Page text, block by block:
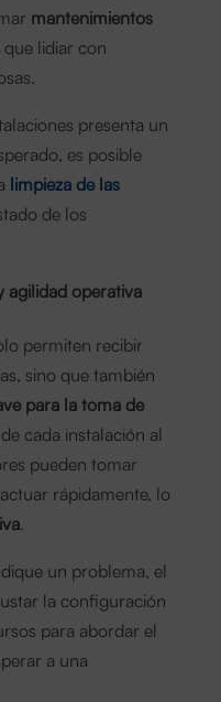
mantenimientos
lidiar con
presenta un
es posible
limpieza de las
de los
agilidad operativa
permiten recibir
sino que también
para la toma de
cada instalación al
pueden tomar
rápidamente, lo
.
un problema, el
la configuración
para abordar el
a una